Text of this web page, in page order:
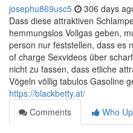
josephu869usc5 306 days
Dass diese attraktiven
hemmungslos Vollgas geben,
person nur feststellen, dass es
of charge Sexvideos über
nicht zu fassen, dass etliche
Vögeln völlig tabulos Gasoline
https://blackbetty.at/
Comments
Who